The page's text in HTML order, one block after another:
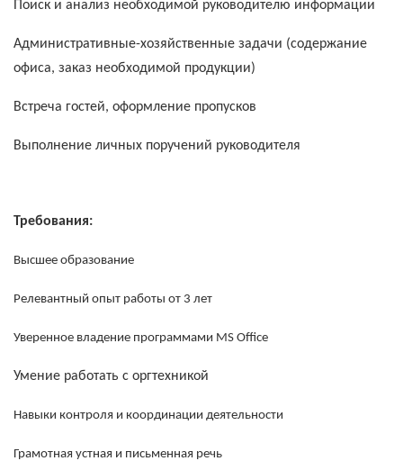
Поиск и анализ необходимой руководителю информации
Административные-хозяйственные задачи (содержание
офиса, заказ необходимой продукции)
Встреча гостей, оформление пропусков
Выполнение личных поручений руководителя
Требования:
Высшее образование
Релевантный опыт работы от 3 лет
Уверенное владение программами MS Office
Умение работать с оргтехникой
Навыки контроля и координации деятельности
Грамотная устная и письменная речь